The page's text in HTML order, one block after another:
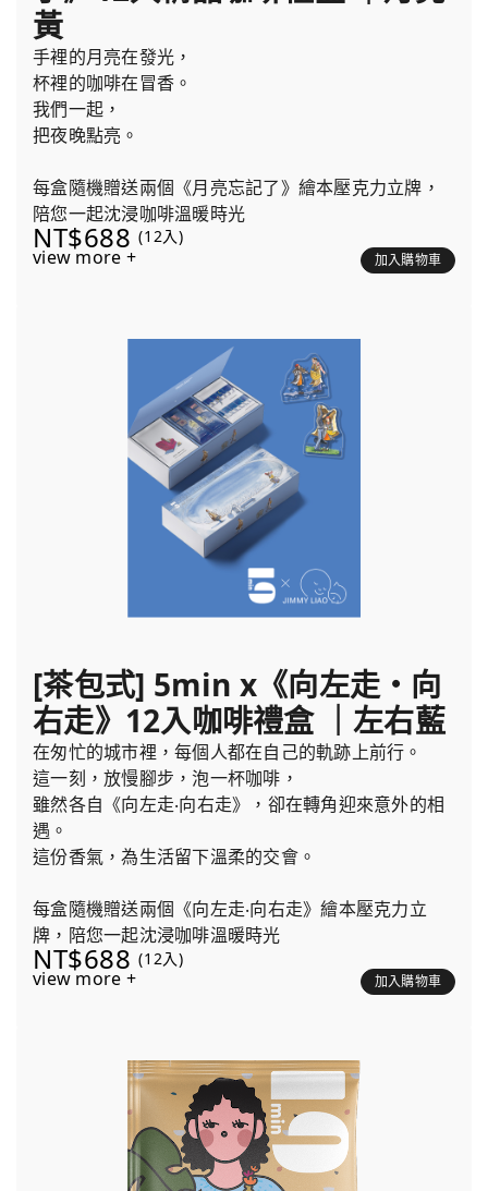
黃
手裡的月亮在發光，
杯裡的咖啡在冒香。
我們一起，
把夜晚點亮。
每盒隨機贈送兩個《月亮忘記了》繪本壓克力立牌，
陪您一起沈浸咖啡溫暖時光
NT$688 (12入)
view more + 加入購物車
[茶包式] 5min x《向左走・向
右走》12入咖啡禮盒 ｜左右藍
在匆忙的城市裡，每個人都在自己的軌跡上前行。
這一刻，放慢腳步，泡一杯咖啡，
雖然各自《向左走‧向右走》，卻在轉角迎來意外的相
遇。
這份香氣，為生活留下溫柔的交會。
每盒隨機贈送兩個《向左走‧向右走》繪本壓克力立
牌，陪您一起沈浸咖啡溫暖時光
NT$688 (12入)
view more + 加入購物車